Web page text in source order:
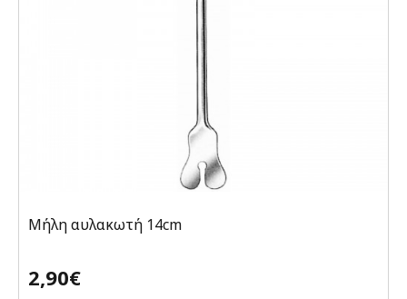
Μήλη αυλακωτή 14cm
2,90€